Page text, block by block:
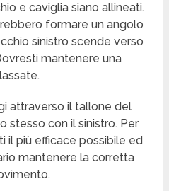
e caviglia siano allineati.
formare un angolo
sinistro scende verso
mantenere una
attraverso il tallone del
stesso con il sinistro. Per
il più efficace possibile ed
mantenere la corretta